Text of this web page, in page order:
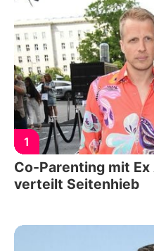
1
Co-Parenting mit
verteilt Seitenhieb